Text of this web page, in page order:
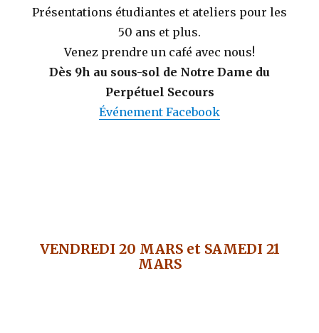
Présentations étudiantes et ateliers pour les
50 ans et plus.
Venez prendre un café avec nous!
Dès 9h au sous-sol de Notre Dame du
Perpétuel Secours
Événement Facebook
VENDREDI 20 MARS et SAMEDI 21
MARS